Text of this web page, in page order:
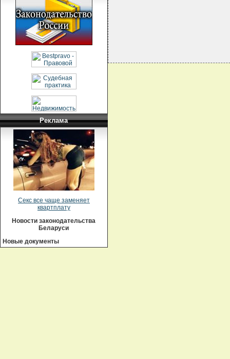
Реклама
Секс все чаще заменяет
квартплату
Новости законодательства
Беларуси
Новые документы